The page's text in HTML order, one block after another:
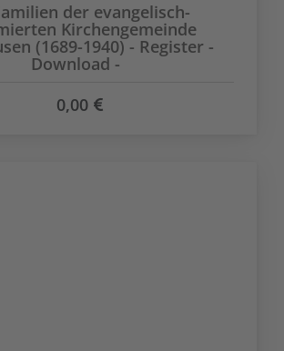
der evangelisch-
Kirchengemeinde
(1689-1940) - Register -
Download -
0,00